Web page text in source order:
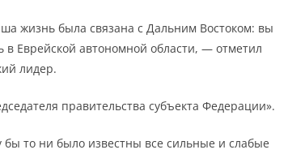
жизнь была связана с Дальним Востоком: вы
в Еврейской автономной области, — отметил
лидер.
правительства субъекта Федерации».
то ни было известны все сильные и слабые